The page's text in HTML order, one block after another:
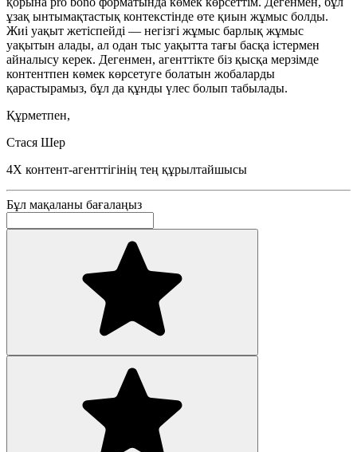
ұзақ ынтымақтастық контекстінде өте қиын жұмыс болды.
Жиі уақыт жетіспейді — негізгі жұмыс барлық жұмыс
уақытын алады, ал одан тыс уақытта тағы басқа істермен
айналысу керек. Дегенмен, агенттікте біз қысқа мерзімде
контентпен көмек көрсетуге болатын жобаларды
қарастырамыз, бұл да құнды үлес болып табылады.
Құрметпен,
Стася Шер
4X контент-агенттігінің тең құрылтайшысы
Бұл мақаланы бағалаңыз